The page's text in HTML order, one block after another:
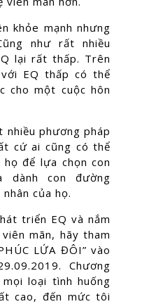
khỏe mạnh nhưng
như rất nhiều
lại rất thấp. Trên
EQ thấp có thể
cho một cuộc hôn
phương pháp
cứ ai cũng có thể
để lựa chọn con
dành con đường
của họ.
triển EQ và nắm
mãn, hãy tham
LỨA ĐÔI” vào
Chương
loại tình huống
cao, đến mức tôi